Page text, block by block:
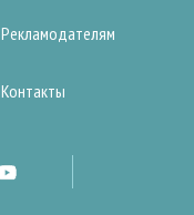
Рекламодателям
Контакты